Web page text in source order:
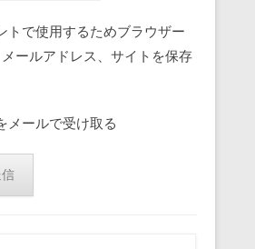
トで使用するためブラウザー
ールアドレス、サイトを保存
メールで受け取る